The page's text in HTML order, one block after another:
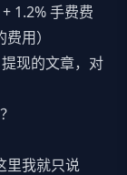
1.2% 手费费
用）
现的文章，对
里我就只说